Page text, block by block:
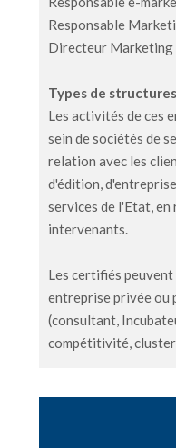
Responsable
Directeur
Types de
Les activités de ces
sein de sociétés de
relation avec les
d'édition,
services de l'Etat,
intervenants.
Les certifiés peuvent
entreprise privée ou
(consultant,
compétitivité, cluster